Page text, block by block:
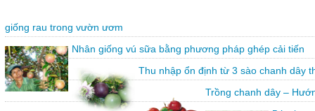
giống rau trong vườn ươm
Nhân giống vú sữa bằng phương pháp ghép cải tiến
Thu nhập ổn định từ 3 sào chanh dây
Trồng chanh dây –